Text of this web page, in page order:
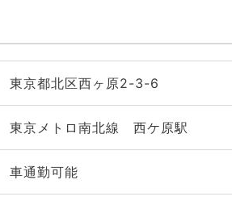
東京都北区西ヶ原2-3-6
東京メトロ南北線 西ケ原駅
車通勤可能